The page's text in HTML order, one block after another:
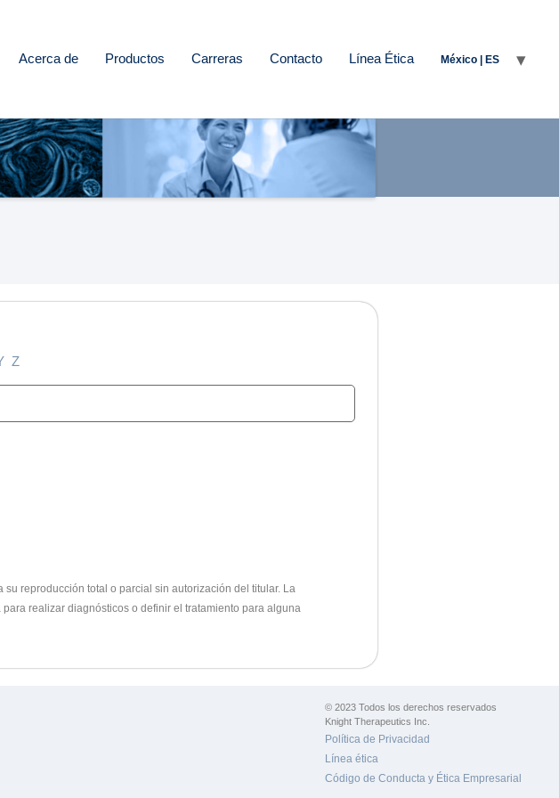
Acerca de Productos Carreras Contacto Línea Ética México | ES
Z
reproducción total o parcial sin autorización del titular. La
realizar diagnósticos o definir el tratamiento para alguna
© 2023 Todos los derechos reservados
Knight Therapeutics Inc.
Política de Privacidad
Línea ética
Código de Conducta y Ética Empresarial